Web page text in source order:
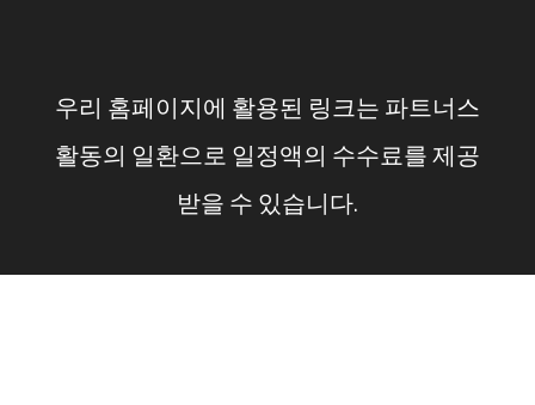
우리 홈페이지에 활용된 링크는 파트너스
활동의 일환으로 일정액의 수수료를 제공
받을 수 있습니다.